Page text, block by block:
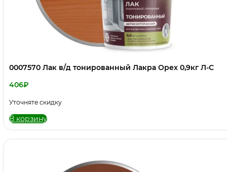
0007570 Лак в/д тонированный Лакра Орех 0,9кг Л-С
406₽
Уточняте скидку
В корзину